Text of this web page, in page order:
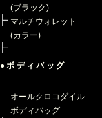
(ブラック)
マルチウォレット
(カラー)
●ボディバッグ
オールクロコダイル
ボディバッグ